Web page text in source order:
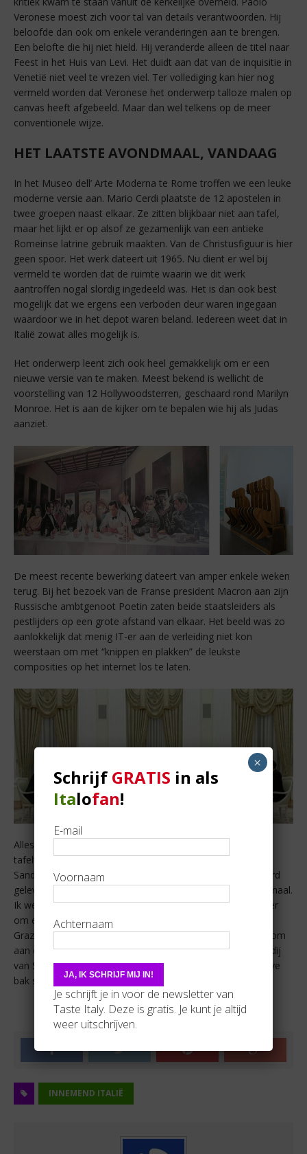
Veronese moest zich voor tal van details verantwoorden. Hij
beloofde dan ook om enkele veranderingen aan te brengen.
Een belofte die hij niet hield. Hij veranderde alleen de titel naar
Feest in het Huis van Levi. Het duidt aan dat van de inquisitie in
Venetië niet veel te vrezen viel. Ter vollediging kan hier nog
vermeld worden dat Veronese het onderwerp talloze malen op
canvas heeft afgebeeld. Maar dan wel telkens op de meer
conventionele wijze.
HET LAATSTE AVONDMAAL, VANDAAG
In het Museo dell’ Arte Moderna te Rome troffen we een leuke
moderne versie aan. Mario Cerdi plaatste de 12 apostelen in
twee groepen naast elkaar. Ze zitten blijkbaar niet aan tafel,
maar het lijkt er op alsof ze gezamenlijk van een antieke
Romeinse latrine gebruik maakten. Van de Christusfiguur is hier
geen spoor. Het werk dateert uit 1965. Nu dient er wel bij
vermeld te worden dat de ruimte waarin we dit werk
aantroffen nogal slordig ingedeeld was. Het is dan ook best
mogelijk dat we ergens een verboden deur waren ingegaan
waardoor we in het depot waren beland. Iedereen weet dat in
Italië zowat alles mogelijk is.
Het onderwerp leent zich ook heel gemakkelijk om er een
nieuwe versie van te maken. Meest bekend is wellicht de
voorstelling van 12 Hollywoodsterren, geschaard rond Marilyn
Monroe. Het is aan de kijker om te bepalen wie hij als Judas
aanziet.
De meest recente bewerking dateert van amper enkele weken
terug. Bij het bezoek van de Franse president Macron aan zijn
Russische ambtgenoot Poetin zaten beide staatsleiders als
pestlijders op een grote afstand van elkaar. Het beeld was zo
aanlokkelijk dat menig IT-er aan de verleiding niet kon
weerstaan om met “knippen en plakken” de leukste
composities op het internet los te laten.
Alles zagen we passeren. Van kunstschaatsers tot een
tafeltennis- of volleybalnet. Van een verkleumde Bernie
Sanders tot een ware ijsbeer. Maar de leukste bijdrage werd
geleverd door Leonardo da Vinci* met zijn Laatste Avondmaal.
Ik weet niet hoe het nu zit, maar vroeger was het moeilijker
om een ticketje te reserveren om in de Santa Maria delle
Grazie te Milaan het oorspronkelijke werk te bekijken dan om
aan een bak trappist van West-Vleteren te komen in de abdij
van Sint-Sixtus. Van die laatste heb ik nog steeds anderhalve
bak staan. 12°.
INNEMEND ITALIË
Schrijf GRATIS in als
Italofan!
E-mail
Voornaam
Achternaam
Je schrijft je in voor de newsletter van
Taste Italy. Deze is gratis. Je kunt je altijd
weer uitschrijven.
×